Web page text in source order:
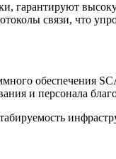
связи, что
обеспечения
и персонала